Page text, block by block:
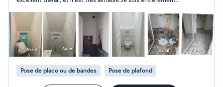
Pose de placo ou de bandes Pose de plafond